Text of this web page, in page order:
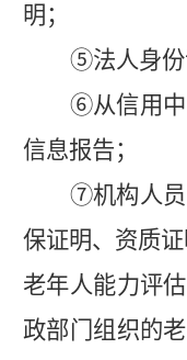
明；
⑤法人身份
⑥从信用
信息报告；
⑦机构人
保证明、资质
老年人能力评
政部门组织的